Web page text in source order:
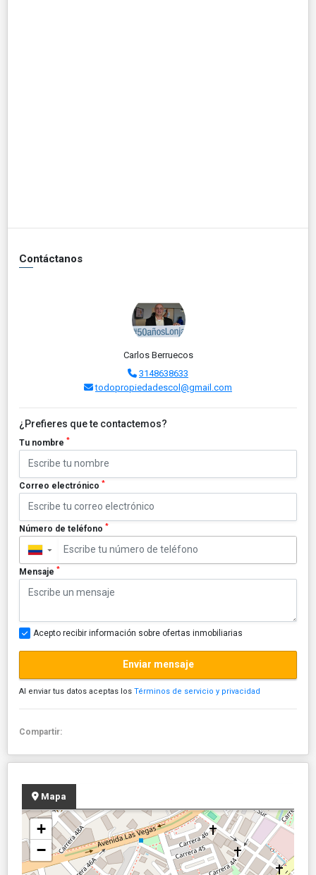
Contáctanos
Carlos Berruecos
3148638633
todopropiedadescol@gmail.com
¿Prefieres que te contactemos?
Tu nombre *
Correo electrónico *
Número de teléfono *
▼
Mensaje *
Acepto recibir información sobre ofertas inmobiliarias
Enviar mensaje
Al enviar tus datos aceptas los Términos de servicio y privacidad
Compartir:
Mapa
+
−